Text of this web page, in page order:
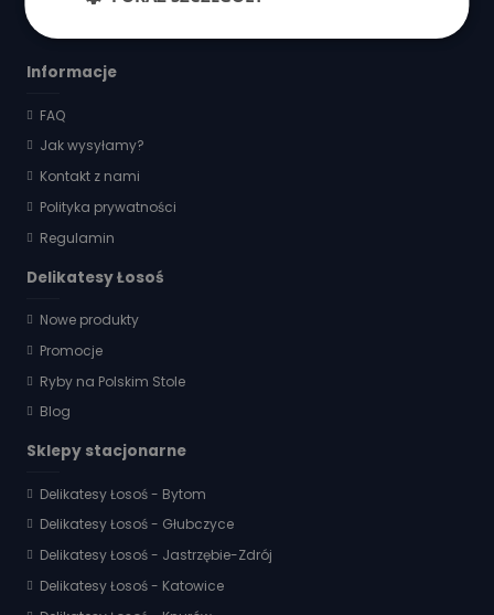
Informacje
FAQ
Jak wysyłamy?
Kontakt z nami
Polityka prywatności
Regulamin
Delikatesy Łosoś
Nowe produkty
Promocje
Ryby na Polskim Stole
Blog
Sklepy stacjonarne
Delikatesy Łosoś - Bytom
Delikatesy Łosoś - Głubczyce
Delikatesy Łosoś - Jastrzębie-Zdrój
Delikatesy Łosoś - Katowice